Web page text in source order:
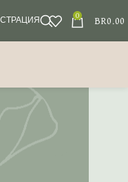
0
BR 0.00